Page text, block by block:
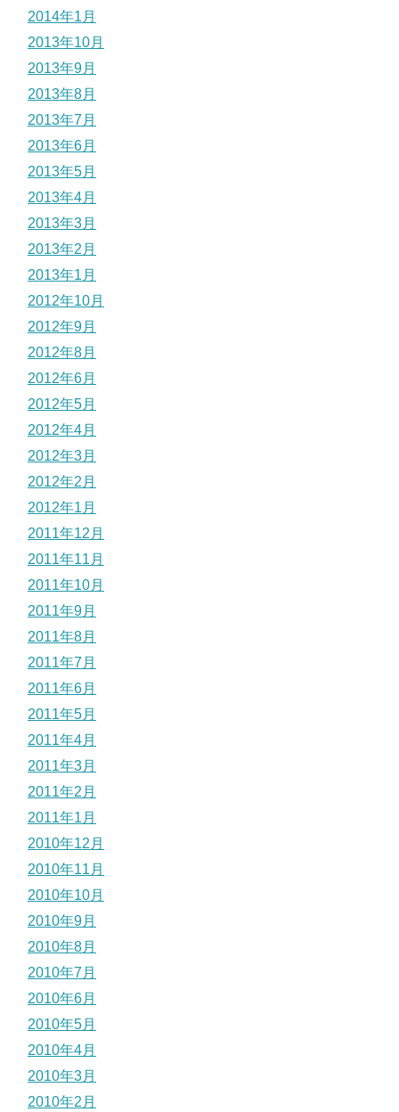
2014年1月
2013年10月
2013年9月
2013年8月
2013年7月
2013年6月
2013年5月
2013年4月
2013年3月
2013年2月
2013年1月
2012年10月
2012年9月
2012年8月
2012年6月
2012年5月
2012年4月
2012年3月
2012年2月
2012年1月
2011年12月
2011年11月
2011年10月
2011年9月
2011年8月
2011年7月
2011年6月
2011年5月
2011年4月
2011年3月
2011年2月
2011年1月
2010年12月
2010年11月
2010年10月
2010年9月
2010年8月
2010年7月
2010年6月
2010年5月
2010年4月
2010年3月
2010年2月